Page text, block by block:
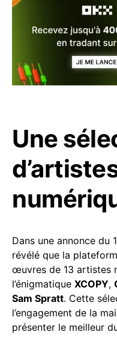
Une
Dans une annonce du
révélé que la
œuvres de 13 artistes
l’énigmatique XCOPY,
Sam Spratt. Cette
l’engagement de la
présenter le meilleur